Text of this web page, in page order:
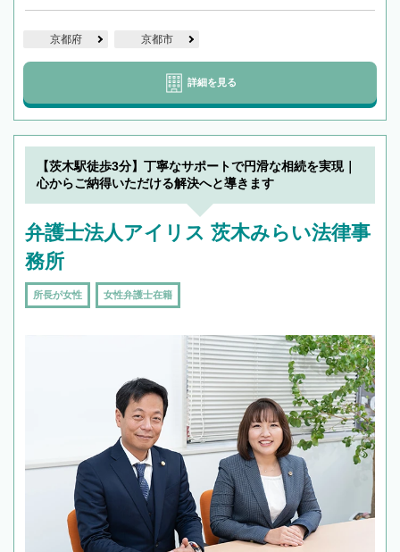
京都府 京都市
詳細を見る
【茨木駅徒歩3分】丁寧なサポートで円滑な相続を実現｜
心からご納得いただける解決へと導きます
弁護士法人アイリス 茨木みらい法律事
務所
所長が女性 女性弁護士在籍